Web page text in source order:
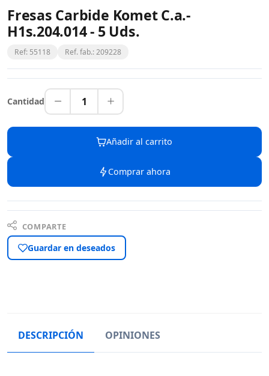
Fresas Carbide Komet C.a.-
H1s.204.014 - 5 Uds.
Ref: 55118 Ref. fab.: 209228
Cantidad 1
Añadir al carrito
Comprar ahora
COMPARTE
Guardar en deseados
DESCRIPCIÓN OPINIONES